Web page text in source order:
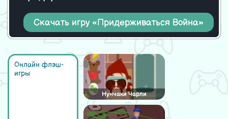
Онлайн флэш-
игры
Нунчаки Чарли
Скачать игру «Придерживаться Война»